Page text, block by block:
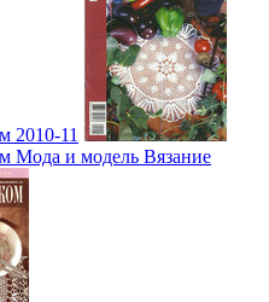
2010-11
Мода и модель Вязание